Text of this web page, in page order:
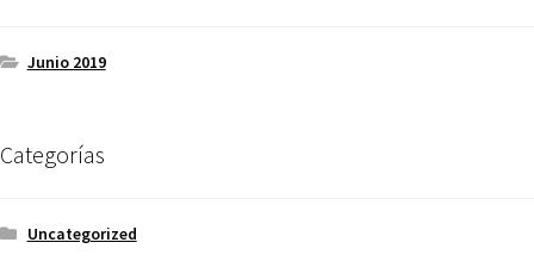
Junio 2019
Categorías
Uncategorized